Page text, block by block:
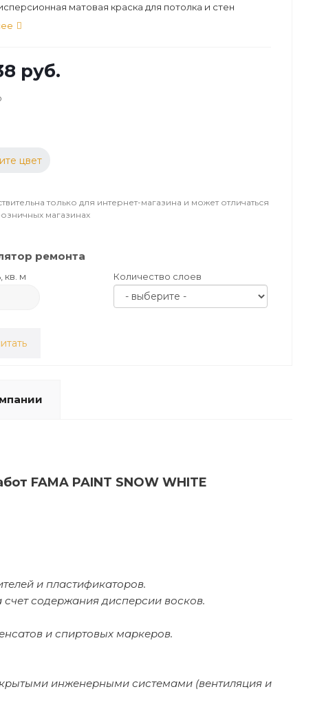
матовая краска для потолка и стен
руб.
цвет
только для интернет-магазина и может отличаться
магазинах
ремонта
кв. м Количество слоев
FAMA PAINT SNOW WHITE
и пластификаторов.
содержания дисперсии восков.
и спиртовых маркеров.
инженерными системами (вентиляция и